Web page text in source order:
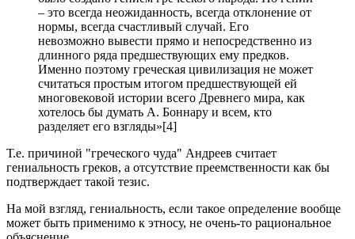
– это всегда неожиданность, всегда отклонение от
нормы, всегда счастливый случай. Его
невозможно вывести прямо и непосредственно из
длинного ряда предшествующих ему предков.
Именно поэтому греческая цивилизация не может
считаться простым итогом предшествующей ей
многовековой истории всего Древнего мира, как
хотелось бы думать А. Боннару и всем, кто
разделяет его взгляды»[4]
Т.е. причиной "греческого чуда" Андреев считает
гениальность греков, а отсутствие преемственности как бы
подтверждает такой тезис.
На мой взгляд, гениальность, если такое определение вообще
может быть применимо к этносу, не очень-то рациональное